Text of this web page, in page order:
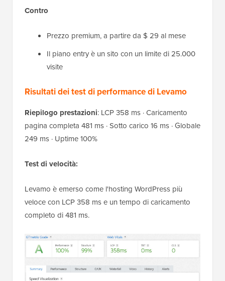
Contro
Prezzo premium, a partire da $ 29 al mese
Il piano entry è un sito con un limite di 25.000
visite
Risultati dei test di performance di Levamo
Riepilogo prestazioni: LCP 358 ms · Caricamento
pagina completa 481 ms · Sotto carico 16 ms · Globale
249 ms · Uptime 100%
Test di velocità:
Levamo è emerso come l'hosting WordPress più
veloce con LCP 358 ms e un tempo di caricamento
completo di 481 ms.